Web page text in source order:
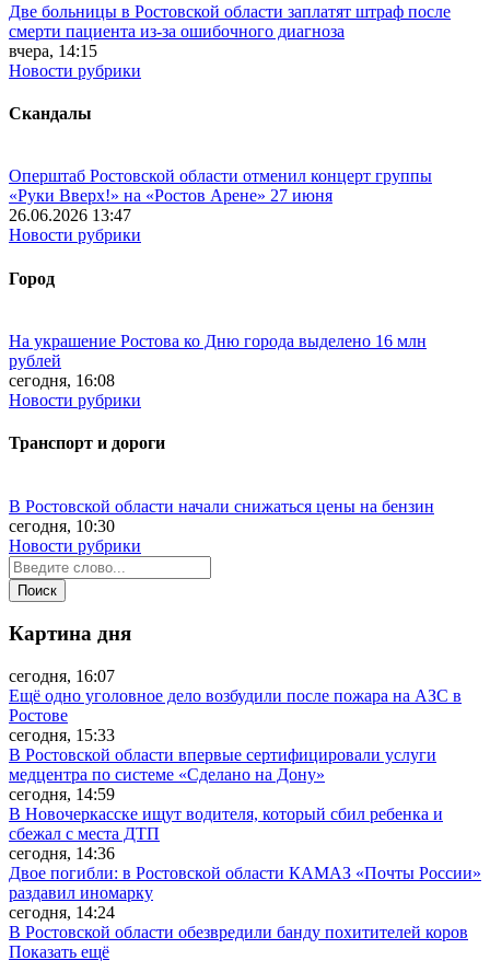
Две больницы в Ростовской области заплатят штраф после
смерти пациента из-за ошибочного диагноза
вчера, 14:15
Новости рубрики
Скандалы
Оперштаб Ростовской области отменил концерт группы
«Руки Вверх!» на «Ростов Арене» 27 июня
26.06.2026 13:47
Новости рубрики
Город
На украшение Ростова ко Дню города выделено 16 млн
рублей
сегодня, 16:08
Новости рубрики
Транспорт и дороги
В Ростовской области начали снижаться цены на бензин
сегодня, 10:30
Новости рубрики
Картина дня
сегодня, 16:07
Ещё одно уголовное дело возбудили после пожара на АЗС в
Ростове
сегодня, 15:33
В Ростовской области впервые сертифицировали услуги
медцентра по системе «Сделано на Дону»
сегодня, 14:59
В Новочеркасске ищут водителя, который сбил ребенка и
сбежал с места ДТП
сегодня, 14:36
Двое погибли: в Ростовской области КАМАЗ «Почты России»
раздавил иномарку
сегодня, 14:24
В Ростовской области обезвредили банду похитителей коров
Показать ещё